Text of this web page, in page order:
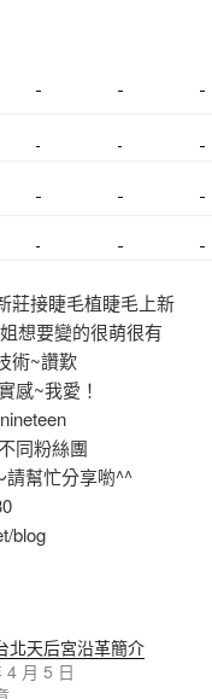
莊接睫毛植睫毛上新
想要變的很萌很有
術~讚歎
感~我愛！
同粉絲團
請幫忙分享喲^^
blog
北天后宮沿革簡介
4 月 5 日